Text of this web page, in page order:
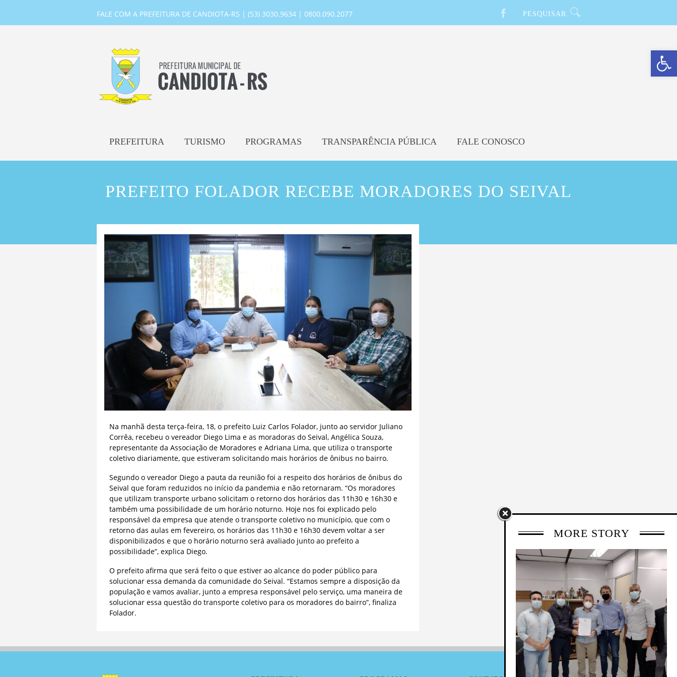
Barra de Ferramentas Aberta
FALE COM A PREFEITURA DE CANDIOTA-RS | (53) 3030.9634 | 0800.090.2077
PREFEITURA TURISMO PROGRAMAS TRANSPARÊNCIA PÚBLICA FALE CONOSCO
PREFEITO FOLADOR RECEBE MORADORES DO SEIVAL
Na manhã desta terça-feira, 18, o prefeito Luiz Carlos Folador, junto ao servidor Juliano
Corrêa, recebeu o vereador Diego Lima e as moradoras do Seival, Angélica Souza,
representante da Associação de Moradores e Adriana Lima, que utiliza o transporte
coletivo diariamente, que estiveram solicitando mais horários de ônibus no bairro.
Segundo o vereador Diego a pauta da reunião foi a respeito dos horários de ônibus do
Seival que foram reduzidos no início da pandemia e não retornaram. “Os moradores
que utilizam transporte urbano solicitam o retorno dos horários das 11h30 e 16h30 e
também uma possibilidade de um horário noturno. Hoje nos foi explicado pelo
responsável da empresa que atende o transporte coletivo no município, que com o
retorno das aulas em fevereiro, os horários das 11h30 e 16h30 devem voltar a ser
disponibilizados e que o horário noturno será avaliado junto ao prefeito a
possibilidade”, explica Diego.
O prefeito afirma que será feito o que estiver ao alcance do poder público para
solucionar essa demanda da comunidade do Seival. “Estamos sempre a disposição da
população e vamos avaliar, junto a empresa responsável pelo serviço, uma maneira de
solucionar essa questão do transporte coletivo para os moradores do bairro”, finaliza
Folador.
MORE STORY